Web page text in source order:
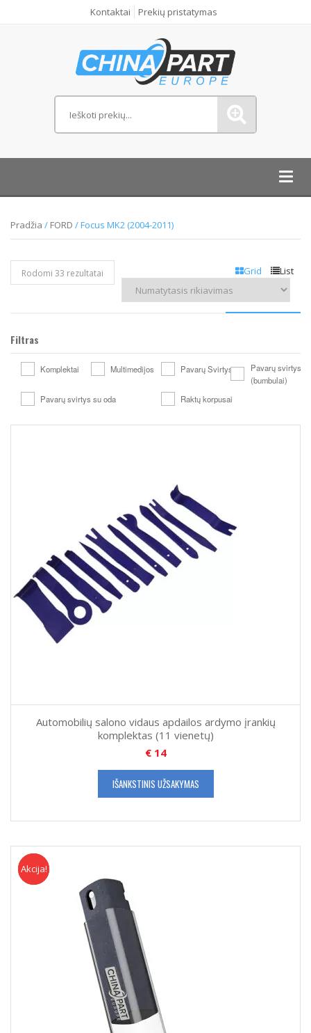
Kontaktai Prekių pristatymas
Pradžia / FORD / Focus MK2 (2004-2011)
Grid List
Rodomi 33 rezultatai
Filtras
Komplektai Multimedijos Pavarų Svirtys
Pavarų svirtys
(bumbulai)
Pavarų svirtys su oda
Raktų korpusai
Automobilių salono vidaus apdailos ardymo įrankių
komplektas (11 vienetų)
€14
IŠANKSTINIS UŽSAKYMAS
Akcija
Akcija!